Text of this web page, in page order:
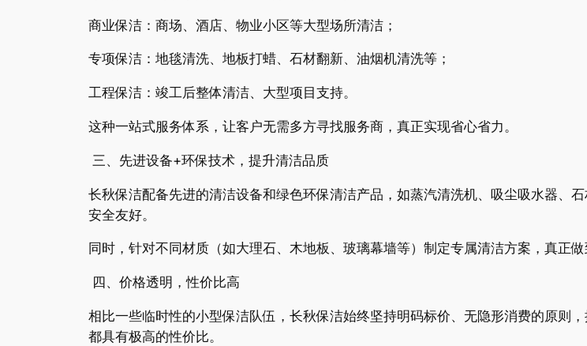
商业保洁：商场、酒店、物业小区等大型场所清洁；
专项保洁：地毯清洗、地板打蜡、石材翻新、油烟机清洗等；
工程保洁：竣工后整体清洁、大型项目支持。
这种一站式服务体系，让客户无需多方寻找服务商，真正实现省心省力。
三、先进设备+环保技术，提升清洁品质
长秋保洁配备先进的清洁设备和绿色环保清洁产品，如蒸汽清洗机、吸尘吸水器、
安全友好。
同时，针对不同材质（如大理石、木地板、玻璃幕墙等）制定专属清洁方案，真正
四、价格透明，性价比高
相比一些临时性的小型保洁队伍，长秋保洁始终坚持明码标价、无隐形消费的原则
都具有极高的性价比。